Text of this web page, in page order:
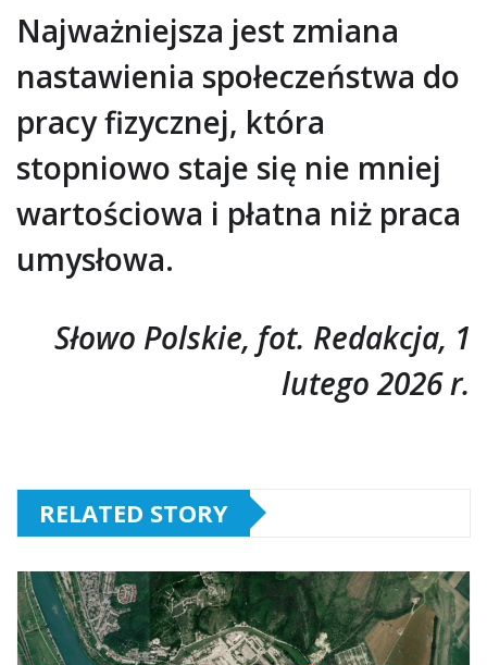
Najważniejsza jest zmiana
nastawienia społeczeństwa do
pracy fizycznej, która
stopniowo staje się nie mniej
wartościowa i płatna niż praca
umysłowa.
Słowo Polskie, fot. Redakcja, 1
lutego 2026 r.
RELATED STORY